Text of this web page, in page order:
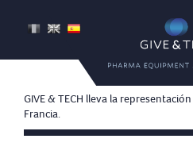
GIVE & TECH lleva la representación
Francia.